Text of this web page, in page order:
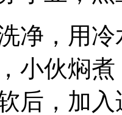
净，用
小伙焖
后，加